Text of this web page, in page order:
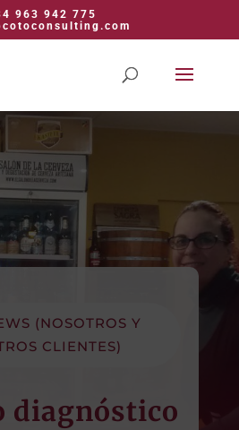
963 942 775
(NOSOTROS Y
CLIENTES)
diagnóstico